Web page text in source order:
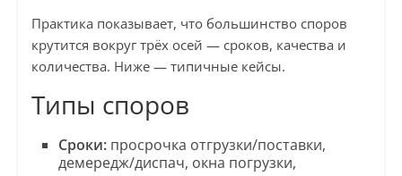
Практика показывает, что большинство споров
крутится вокруг трёх осей — сроков, качества и
количества. Ниже — типичные кейсы.
Типы споров
Сроки:просрочка отгрузки/поставки,
демередж/диспач, окна погрузки,